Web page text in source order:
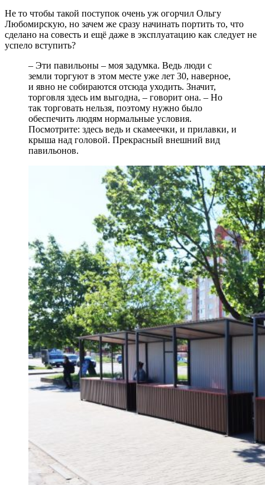
Не то чтобы такой поступок очень уж огорчил Ольгу
Любомирскую, но зачем же сразу начинать портить то, что
сделано на совесть и ещё даже в эксплуатацию как следует не
успело вступить?
– Эти павильоны – моя задумка. Ведь люди с
земли торгуют в этом месте уже лет 30, наверное,
и явно не собираются отсюда уходить. Значит,
торговля здесь им выгодна, – говорит она. – Но
так торговать нельзя, поэтому нужно было
обеспечить людям нормальные условия.
Посмотрите: здесь ведь и скамеечки, и прилавки, и
крыша над головой. Прекрасный внешний вид
павильонов.